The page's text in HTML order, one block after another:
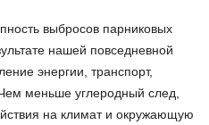
выбросов парниковых
нашей повседневной
энергии, транспорт,
меньше углеродный след,
на климат и окружающую